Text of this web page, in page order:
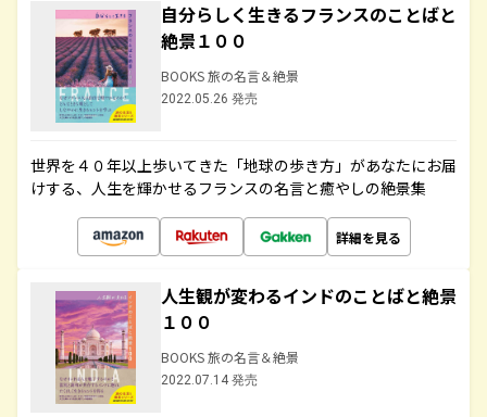
自分らしく生きるフランスのことばと
絶景１００
BOOKS 旅の名言＆絶景
2022.05.26 発売
世界を４０年以上歩いてきた「地球の歩き方」があなたにお届
けする、人生を輝かせるフランスの名言と癒やしの絶景集
詳細を見る
人生観が変わるインドのことばと絶景
１００
BOOKS 旅の名言＆絶景
2022.07.14 発売